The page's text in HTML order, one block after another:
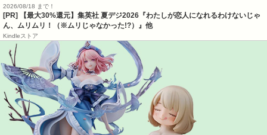
2026/08/18 まで！
[PR]
【最大30%還元】集英社 夏デジ2026『わたしが恋人になれるわけないじゃ
ん、ムリムリ！（※ムリじゃなかった!?）』他
Kindleストア